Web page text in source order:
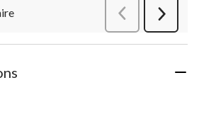
Suivant
posée sur ce produit.